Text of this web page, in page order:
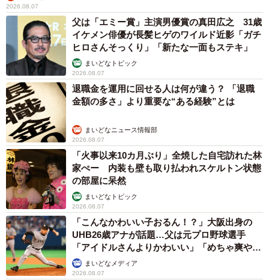
2026.08.07
父は「エミー賞」主演男優賞の真田広之 31歳
イケメン俳優が長髪ヒゲのワイルド近影「ガチ
ヒロさんそっくり」「新たな一面もステキ」
まいどなトピック
2026.08.07
退職金を運用に回せる人は何が違う？ 「退職
金額の多さ」より重要な“ある経験”とは
まいどなニュース情報部
2026.08.07
「火事以来10カ月ぶり」全焼した自宅訪れた林
家ぺー 内装も壁も取り払われスケルトン状態
の部屋に呆然
まいどなトピック
2026.08.07
「こんなかわいい子おるん！？」大阪出身の
UHB26歳アナが話題…父は元プロ野球選手
「アイドルさんよりかわいい」「めちゃ爽や
か」まいどなメディア
2026.08.07